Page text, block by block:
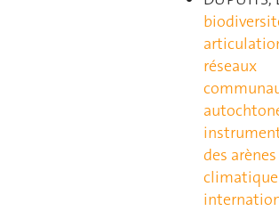
réseaux
des arènes